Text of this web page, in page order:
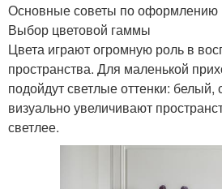
Основные советы по оформлению
Выбор цветовой гаммы
Цвета играют огромную роль в
пространства. Для маленькой
подойдут светлые оттенки:
визуально увеличивают
светлее.